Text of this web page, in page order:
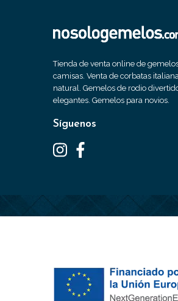
Tienda de venta online de
camisas. Venta de corbatas
natural. Gemelos de rodio
elegantes. Gemelos para novios.
Síguenos